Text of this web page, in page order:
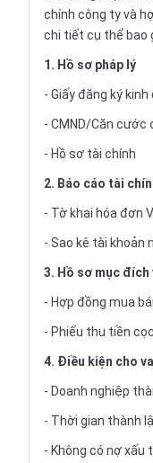
chính công ty và
chi tiết cụ thể bao
1. Hồ sơ pháp lý
- Giấy đăng ký kinh
- CMND/Căn cước
- Hồ sơ tài chính
2. Báo cáo tài
- Tờ khai hóa đơn
- Sao kê tài khoản
3. Hồ sơ mục đích
- Hợp đồng mua
- Phiếu thu tiền
4. Điều kiện cho
- Doanh nghiệp
- Thời gian thành
- Không có nợ xấu